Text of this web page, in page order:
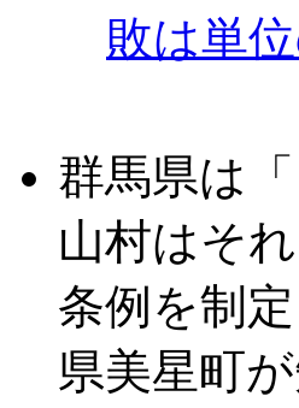
敗は単
群馬県は
山村はそ
条例を制
県美星町